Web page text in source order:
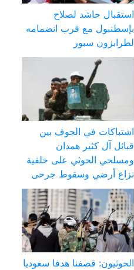
استقبال حاشد لصلاح
بإسطنبول مع قرب انضمامه
لطرابزون سبور
اشتباكات في الجوف بين
قبائل آل كثير همدان
ومسلحي الحوثي على خلفية
نزاع أرضي وسقوط جرحى
الحوثيون: قصفنا هدفا سعوديا